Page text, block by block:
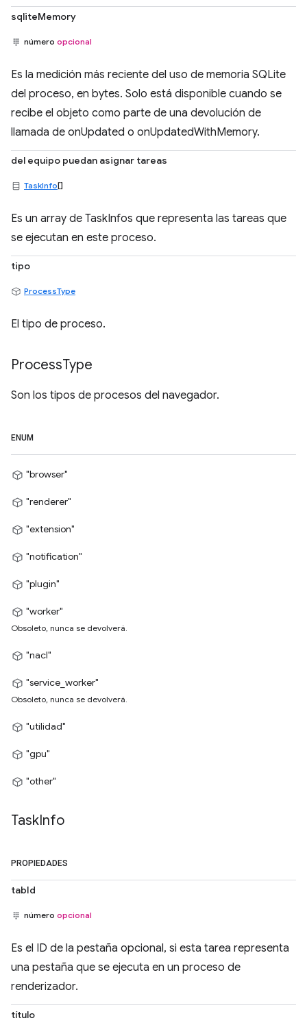
sqliteMemory
número opcional
Es la medición más reciente del uso de memoria SQLite
del proceso, en bytes. Solo está disponible cuando se
recibe el objeto como parte de una devolución de
llamada de onUpdated o onUpdatedWithMemory.
del equipo puedan asignar tareas
TaskInfo[]
Es un array de TaskInfos que representa las tareas que
se ejecutan en este proceso.
tipo
ProcessType
El tipo de proceso.
ProcessType
Son los tipos de procesos del navegador.
ENUM
"browser"
"renderer"
"extension"
"notification"
"plugin"
"worker"
Obsoleto, nunca se devolverá.
"nacl"
"service_worker"
Obsoleto, nunca se devolverá.
"utilidad"
"gpu"
"other"
TaskInfo
PROPIEDADES
tabId
número opcional
Es el ID de la pestaña opcional, si esta tarea representa
una pestaña que se ejecuta en un proceso de
renderizador.
título